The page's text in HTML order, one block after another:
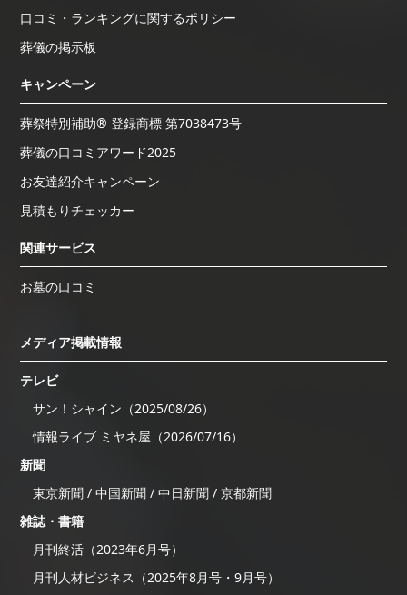
口コミ・ランキングに関するポリシー
葬儀の掲示板
キャンペーン
葬祭特別補助® 登録商標 第7038473号
葬儀の口コミアワード2025
お友達紹介キャンペーン
見積もりチェッカー
関連サービス
お墓の口コミ
メディア掲載情報
テレビ
サン！シャイン（2025/08/26）
情報ライブ ミヤネ屋（2026/07/16）
新聞
東京新聞 / 中国新聞 / 中日新聞 / 京都新聞
雑誌・書籍
月刊終活（2023年6月号）
月刊人材ビジネス（2025年8月号・9月号）